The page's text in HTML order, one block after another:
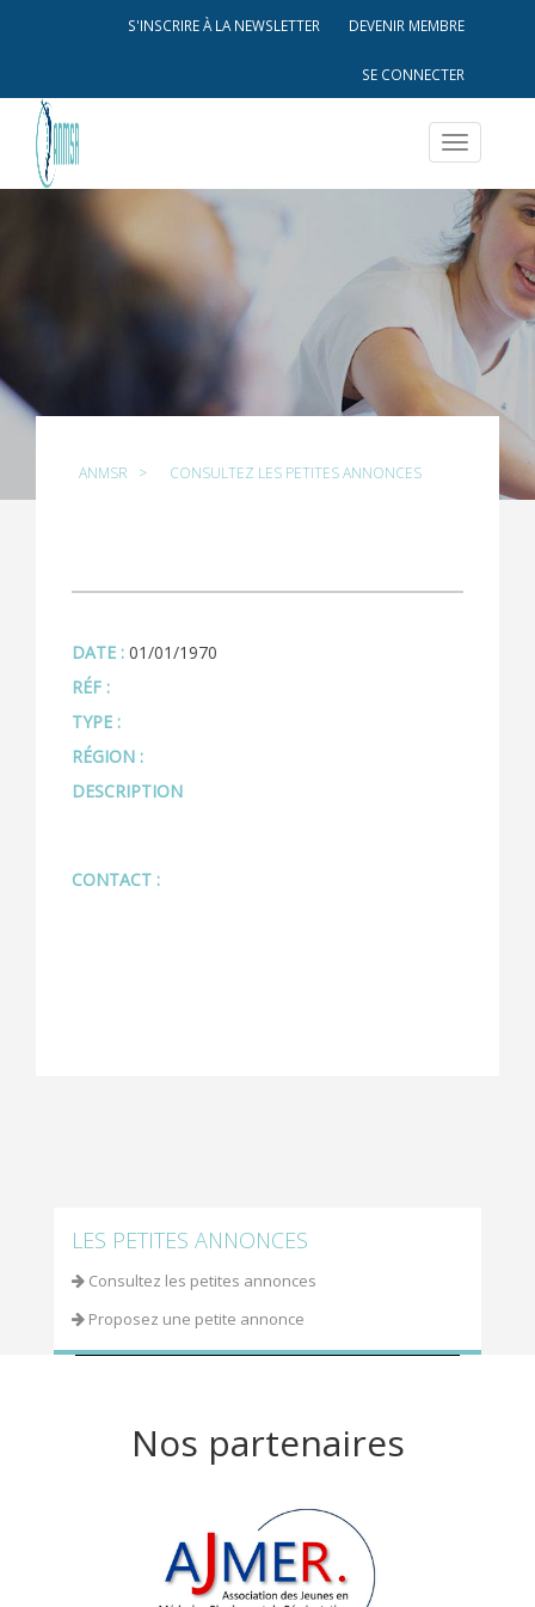
S'INSCRIRE À LA NEWSLETTER DEVENIR MEMBRE
SE CONNECTER
Toggle
ANMSR > CONSULTEZ LES PETITES ANNONCES
DATE : 01/01/1970
RÉF :
TYPE :
RÉGION :
DESCRIPTION
CONTACT :
LES PETITES ANNONCES
Consultez les petites annonces
Proposez une petite annonce
Nos partenaires